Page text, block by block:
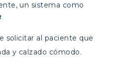
un sistema como
solicitar al paciente que
y calzado cómodo.